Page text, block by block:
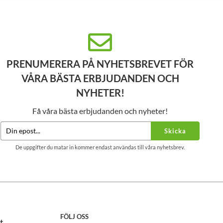
PRENUMERERA PÅ NYHETSBREVET FÖR
VÅRA BÄSTA ERBJUDANDEN OCH
NYHETER!
Få våra bästa erbjudanden och nyheter!
Skicka
De uppgifter du matar in kommer endast användas till våra nyhetsbrev.
FÖLJ OSS